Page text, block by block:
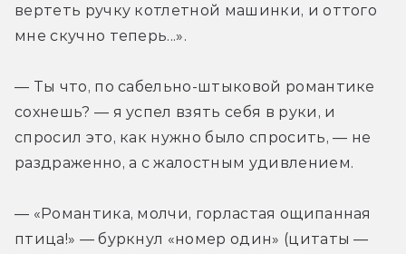
вертеть ручку котлетной машинки, и оттого
мне скучно теперь...».
— Ты что, по сабельно-штыковой романтике
сохнешь? — я успел взять себя в руки, и
спросил это, как нужно было спросить, — не
раздраженно, а с жалостным удивлением.
— «Романтика, молчи, горластая ощипанная
птица!» — буркнул «номер один» (цитаты —